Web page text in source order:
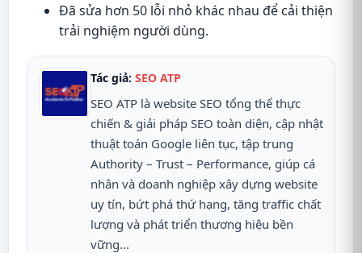
Đã sửa hơn 50 lỗi nhỏ khác nhau để cải thiện
trải nghiệm người dùng.
Tác giả: SEO ATP
SEO ATP là website SEO tổng thể thực
chiến & giải pháp SEO toàn diện, cập nhật
thuật toán Google liên tục, tập trung
Authority – Trust – Performance, giúp cá
nhân và doanh nghiệp xây dựng website
uy tín, bứt phá thứ hạng, tăng traffic chất
lượng và phát triển thương hiệu bền
vững...